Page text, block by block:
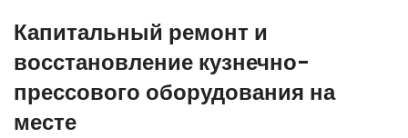
Капитальный ремонт и
восстановление кузнечно-
прессового оборудования на
месте